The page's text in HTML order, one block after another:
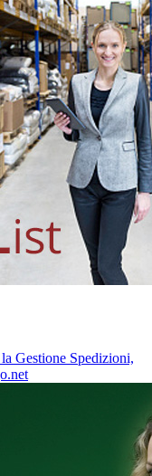
Gestione Spedizioni,